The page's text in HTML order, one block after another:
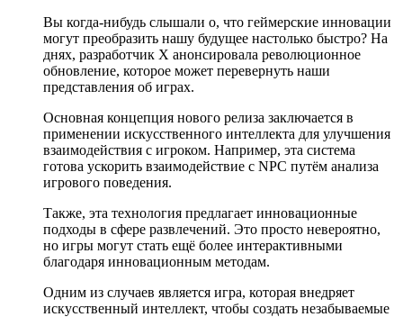
Вы когда-нибудь слышали о, что геймерские инновации
могут преобразить нашу будущее настолько быстро? На
днях, разработчик X анонсировала революционное
обновление, которое может перевернуть наши
представления об играх.
Основная концепция нового релиза заключается в
применении искусственного интеллекта для улучшения
взаимодействия с игроком. Например, эта система
готова ускорить взаимодействие с NPC путём анализа
игрового поведения.
Также, эта технология предлагает инновационные
подходы в сфере развлечений. Это просто невероятно,
но игры могут стать ещё более интерактивными
благодаря инновационным методам.
Одним из случаев является игра, которая внедряет
искусственный интеллект, чтобы создать незабываемые